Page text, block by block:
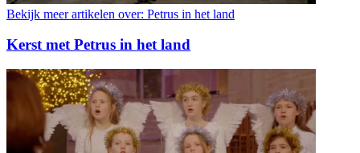
Bekijk meer artikelen over: Petrus in het land
Kerst met Petrus in het land